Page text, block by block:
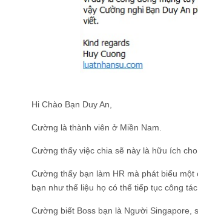
Hi Chào Bạn Duy An,
Cường là thành viên ở Miền Nam.
Cường thấy việc chia sẽ này là hữu ích
Cường thấy bạn làm HR mà phát biểu
bạn như thế liệu họ có thể tiếp tục công
Cường biết Boss bạn là Người Singapore,